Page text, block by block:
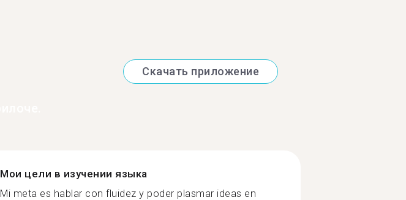
Скачать приложение
Мои цели в изучении языка
Mi meta es hablar con fluidez y poder plasmar ideas en